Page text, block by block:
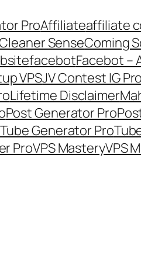
ProAffiliateaffiliate
SenseComing
facebotFacebot –
VPSJV Contest IG
Lifetime Disclaimer
Post Generator Pro
Tube Generator Pro
ProVPS MasteryVPS